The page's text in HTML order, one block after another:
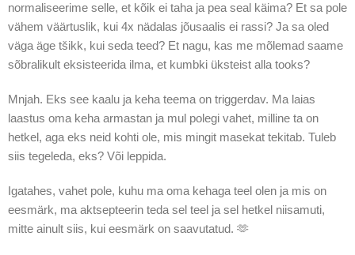
normaliseerime selle, et kõik ei taha ja pea seal käima? Et sa pole
vähem väärtuslik, kui 4x nädalas jõusaalis ei rassi? Ja sa oled
väga äge tšikk, kui seda teed? Et nagu, kas me mõlemad saame
sõbralikult eksisteerida ilma, et kumbki üksteist alla tooks?
Mnjah. Eks see kaalu ja keha teema on triggerdav. Ma laias
laastus oma keha armastan ja mul polegi vahet, milline ta on
hetkel, aga eks neid kohti ole, mis mingit masekat tekitab. Tuleb
siis tegeleda, eks? Või leppida.
Igatahes, vahet pole, kuhu ma oma kehaga teel olen ja mis on
eesmärk, ma aktsepteerin teda sel teel ja sel hetkel niisamuti,
mitte ainult siis, kui eesmärk on saavutatud. 🫶